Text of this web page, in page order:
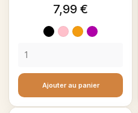
Prix
7,99 €
NoirRoseOrangeViolet
Ajouter au panier